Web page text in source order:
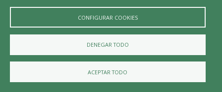
CONFIGURAR COOKIES
DENEGAR TODO
ACEPTAR TODO
Diputación de Burgos